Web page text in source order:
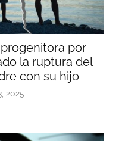
por
la ruptura del
con su hijo
2025